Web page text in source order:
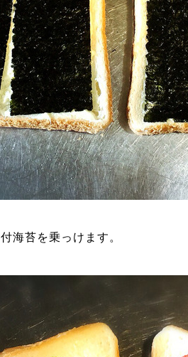
海苔を乗っけます。